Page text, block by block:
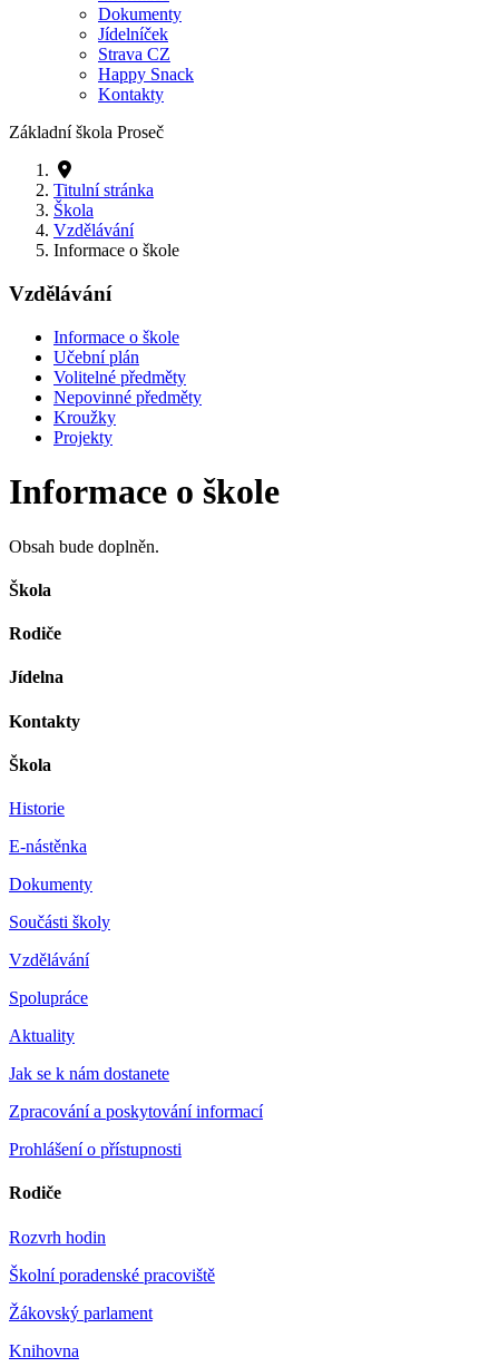
Dokumenty
Jídelníček
Strava CZ
Happy Snack
Kontakty
Základní škola Proseč
Titulní stránka
Škola
Vzdělávání
Informace o škole
Vzdělávání
Informace o škole
Učební plán
Volitelné předměty
Nepovinné předměty
Kroužky
Projekty
Informace o škole
Obsah bude doplněn.
Škola
Rodiče
Jídelna
Kontakty
Škola
Historie
E-nástěnka
Dokumenty
Součásti školy
Vzdělávání
Spolupráce
Aktuality
Jak se k nám dostanete
Zpracování a poskytování informací
Prohlášení o přístupnosti
Rodiče
Rozvrh hodin
Školní poradenské pracoviště
Žákovský parlament
Knihovna